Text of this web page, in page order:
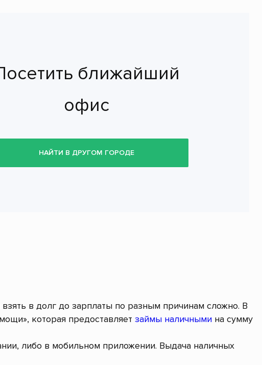
ближайший
офис
НАЙТИ В ДРУГОМ ГОРОДЕ
в долг до зарплаты по разным причинам сложно. В
которая предоставляет займы наличными на сумму
либо в мобильном приложении. Выдача наличных